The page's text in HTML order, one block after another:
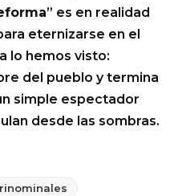
” es en realidad
eternizarse en el
lo hemos visto:
del pueblo y termina
simple espectador
desde las sombras.